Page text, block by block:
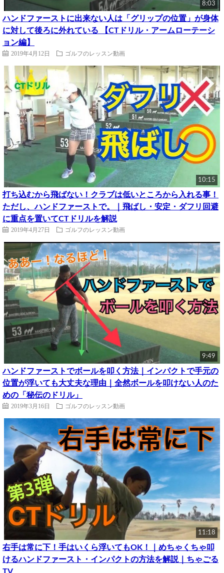
8:03
ハンドファーストに出来ない人は「グリップの位置」が身体
に対して後ろに外れている 【CTドリル・アームローテーシ
ョン編】
2019年4月12日 ゴルフのレッスン動画
10:15
打ち込むから飛ばない！クラブは低いところから入れる事！
ただし、ハンドファーストで。｜飛ばし・安定・ダフリ回避
に重点を置いてCTドリルを解説
2019年4月27日 ゴルフのレッスン動画
9:49
ハンドファーストでボールを叩く方法｜インパクトで手元の
位置が浮いても大丈夫な理由｜全然ボールを叩けない人のた
めの「秘伝のドリル」
2019年3月16日 ゴルフのレッスン動画
11:18
右手は常に下！手はいくら浮いてもOK！｜めちゃくちゃ叩
けるハンドファースト・インパクトの方法を解説｜ちゃごる
TV